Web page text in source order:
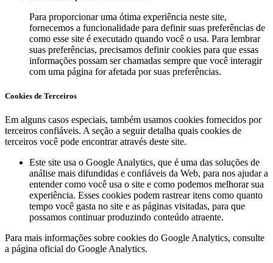
Para proporcionar uma ótima experiência neste site,
fornecemos a funcionalidade para definir suas preferências de
como esse site é executado quando você o usa. Para lembrar
suas preferências, precisamos definir cookies para que essas
informações possam ser chamadas sempre que você interagir
com uma página for afetada por suas preferências.
Cookies de Terceiros
Em alguns casos especiais, também usamos cookies fornecidos por
terceiros confiáveis. A seção a seguir detalha quais cookies de
terceiros você pode encontrar através deste site.
Este site usa o Google Analytics, que é uma das soluções de
análise mais difundidas e confiáveis ​​da Web, para nos ajudar a
entender como você usa o site e como podemos melhorar sua
experiência. Esses cookies podem rastrear itens como quanto
tempo você gasta no site e as páginas visitadas, para que
possamos continuar produzindo conteúdo atraente.
Para mais informações sobre cookies do Google Analytics, consulte
a página oficial do Google Analytics.